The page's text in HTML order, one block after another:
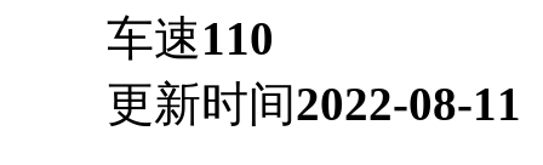
车速110
更新时间2022-08-11